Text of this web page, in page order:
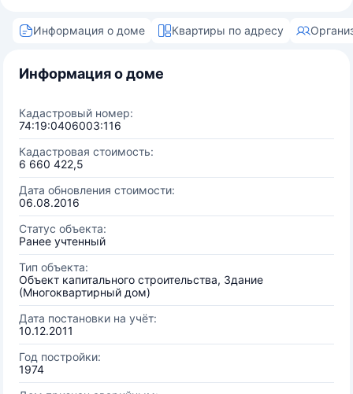
Информация о доме Квартиры по адресу
Информация о доме
Кадастровый номер:
74:19:0406003:116
Кадастровая стоимость:
6 660 422,5
Дата обновления стоимости:
06.08.2016
Статус объекта:
Ранее учтенный
Тип объекта:
Объект капитального строительства, Здание
(Многоквартирный дом)
Дата постановки на учёт:
10.12.2011
Год постройки:
1974